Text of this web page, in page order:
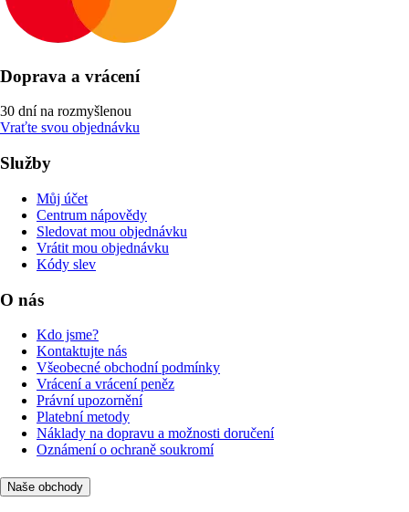
Doprava a vrácení
30 dní na rozmyšlenou
Vraťte svou objednávku
Služby
Můj účet
Centrum nápovědy
Sledovat mou objednávku
Vrátit mou objednávku
Kódy slev
O nás
Kdo jsme?
Kontaktujte nás
Všeobecné obchodní podmínky
Vrácení a vrácení peněz
Právní upozornění
Platební metody
Náklady na dopravu a možnosti doručení
Oznámení o ochraně soukromí
Naše obchody